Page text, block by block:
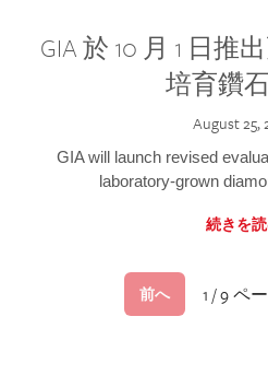
GIA 於 10 月 1 日推
培育鑽
August 25,
GIA will launch revised
laboratory-grown
続きを
前へ 1 / 9 ペ